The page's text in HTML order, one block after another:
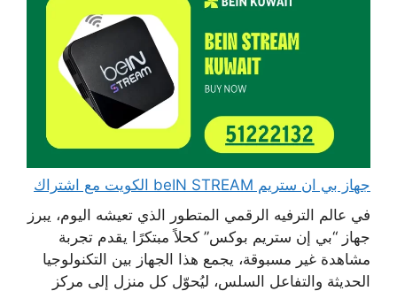
جهاز بي ان ستريم beIN STREAM الكويت مع اشتراك
في عالم الترفيه الرقمي المتطور الذي تعيشه اليوم، يبرز
جهاز “بي إن ستريم بوكس” كحلاً مبتكرًا يقدم تجربة
مشاهدة غير مسبوقة، يجمع هذا الجهاز بين التكنولوجيا
الحديثة والتفاعل السلس، ليُحوّل كل منزل إلى مركز